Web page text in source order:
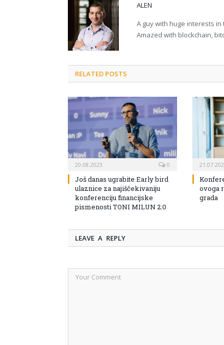
ALEN
A guy with huge interests
Amazed with blockchain,
RELATED POSTS
20.08.2023 0
Još danas ugrabite Early bird
ulaznice za najiščekivaniju
konferenciju financijske
pismenosti TONI MILUN 2.0
ovoga
grada
LEAVE A REPLY